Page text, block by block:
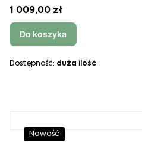
1 009,00 zł
Do koszyka
Dostępność: duża ilość
Nowość